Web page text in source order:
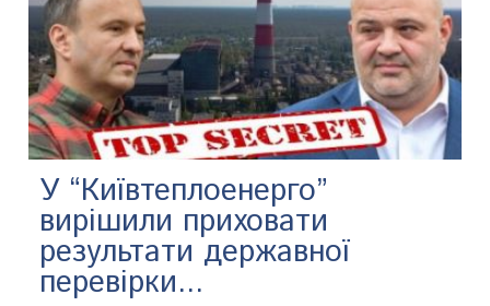
У “Київтеплоенерго”
вирішили приховати
результати державної
перевірки...